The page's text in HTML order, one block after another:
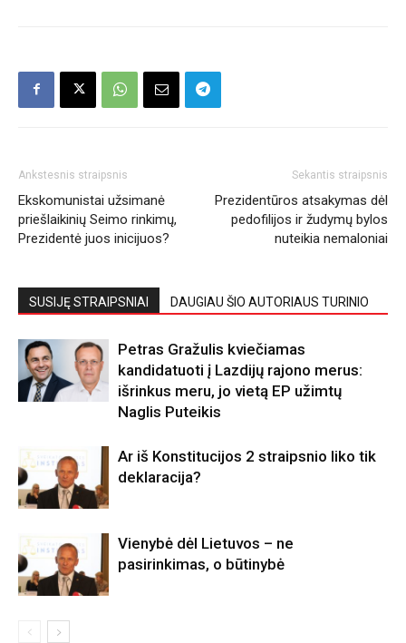
Ankstesnis straipsnis
Ekskomunistai užsimanė
priešlaikinių Seimo rinkimų,
Prezidentė juos inicijuos?
Sekantis straipsnis
Prezidentūros atsakymas dėl
pedofilijos ir žudymų bylos
nuteikia nemaloniai
SUSIJĘ STRAIPSNIAI DAUGIAU ŠIO AUTORIAUS TURINIO
Petras Gražulis kviečiamas
kandidatuoti į Lazdijų rajono merus:
išrinkus meru, jo vietą EP užimtų
Naglis Puteikis
Ar iš Konstitucijos 2 straipsnio liko tik
deklaracija?
Vienybė dėl Lietuvos – ne
pasirinkimas, o būtinybė